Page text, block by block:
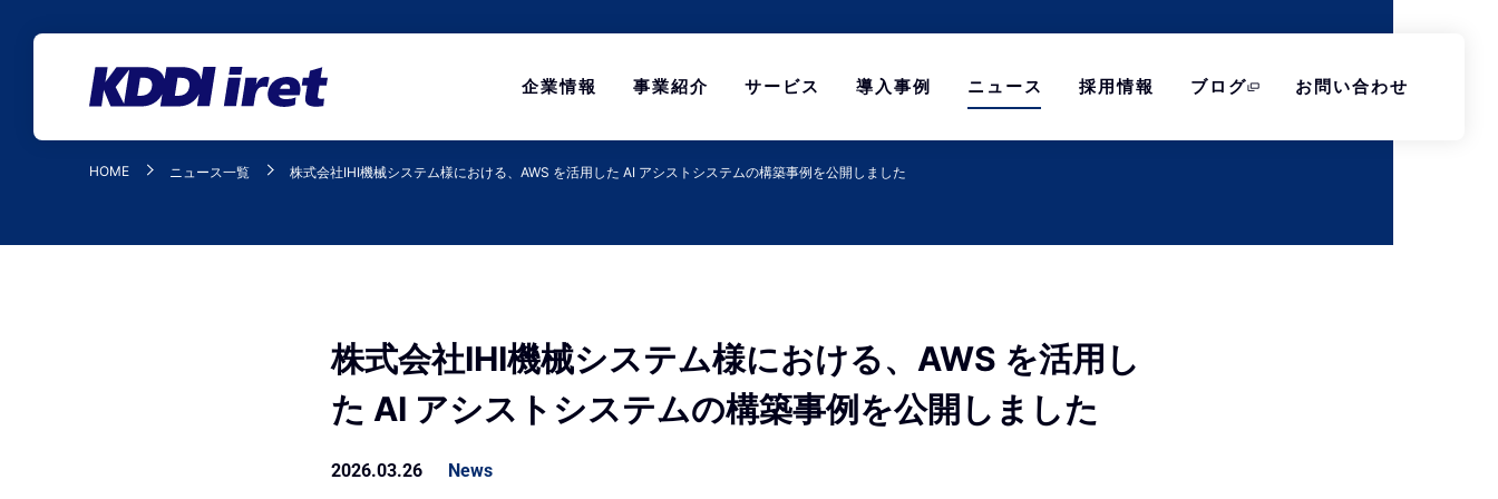
企業情報 事業紹介 サービス 導入事例 ニュース 採用情報 ブログ お問い合わせ
HOME ニュース一覧 株式会社IHI機械システム様における、AWS を活用した AI アシストシステムの構築事例を公開しました
株式会社IHI機械システム様における、AWS を活用し
た AI アシストシステムの構築事例を公開しました
2026.03.26 News